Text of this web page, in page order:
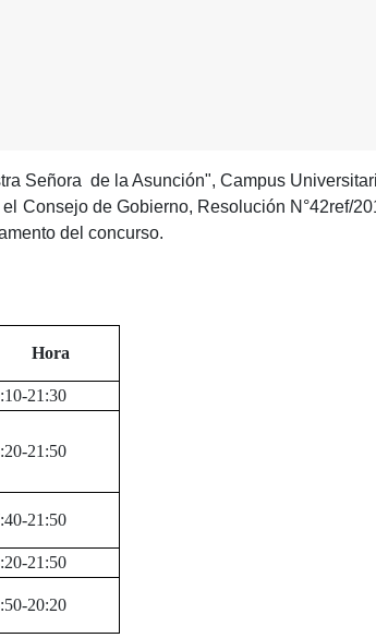
Señora de la Asunción", Campus
Consejo de Gobierno, Resolución N°42ref/
del concurso.
Hora
21:30
21:50
21:50
21:50
20:20